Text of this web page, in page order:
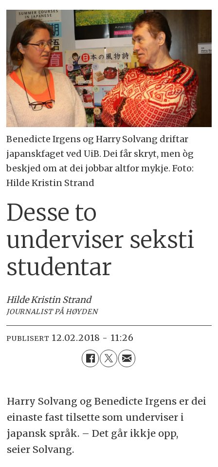
Benedicte Irgens og Harry Solvang driftar
japanskfaget ved UiB. Dei får skryt, men òg
beskjed om at dei jobbar altfor mykje. Foto:
Hilde Kristin Strand
Desse to
underviser seksti
studentar
Hilde Kristin Strand
JOURNALIST PÅ HØYDEN
PUBLISERT 12.02.2018 - 11:26
Harry Solvang og Benedicte Irgens er dei
einaste fast tilsette som underviser i
japansk språk. – Det går ikkje opp,
seier Solvang.